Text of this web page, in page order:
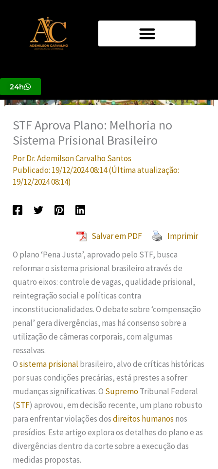
conteúdo
24h
STF Aprova Plano: Melhoria no
Sistema Prisional Brasileiro
PorDr. Ademilson Carvalho Santos
Publicado: 19/12/2024 08:14(Última atualização:
19/12/2024 08:14)
Salvar em PDF
Imprimir
O plano ‘Pena Justa’, aprovado pelo STF, busca
reformar o sistema prisional brasileiro através de
quatro eixos: controle de vagas, qualidade prisional,
reintegração social e políticas contra
inconstitucionalidades. O debate sobre ‘compensação
penal’ gera divergências, mas há consenso sobre a
utilização de câmeras corporais, com algumas
ressalvas.
Osistema prisional brasileiro, alvo de críticas históricas
por suas condições precárias, está prestes a sofrer
mudanças significativas. O SupremoTribunal Federal
(STF) aprovou, em decisão recente, um plano robusto
para enfrentar violações dosdireitos humanos nos
presídios. Este artigo explora os detalhes do plano e as
divergências dentro da corte sobre a execução das
medidas propostas.